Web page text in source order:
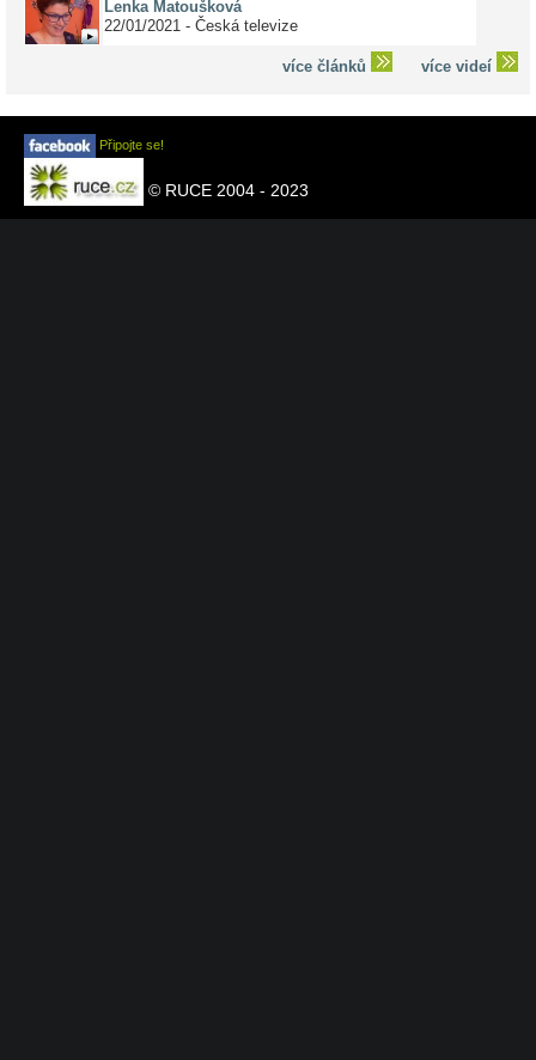
Lenka Matoušková
22/01/2021 - Česká televize
více článků více videí
Připojte se!
© RUCE 2004 - 2023